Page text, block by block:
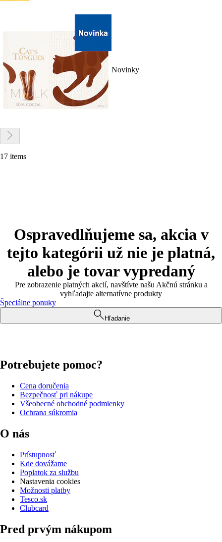
Novinky
17 items
Ospravedlňujeme sa, akcia v
tejto kategórii už nie je platná,
alebo je tovar vypredaný
Pre zobrazenie platných akcií, navštívte našu Akčnú stránku a
vyhľadajte alternatívne produkty
Špeciálne ponuky
Hľadanie
Potrebujete pomoc?
Cena doručenia
Bezpečnosť pri nákupe
Všeobecné obchodné podmienky
Ochrana súkromia
O nás
Prístupnosť
Kde dovážame
Poplatok za službu
Nastavenia cookies
Možnosti platby
Tesco.sk
Clubcard
Pred prvým nákupom